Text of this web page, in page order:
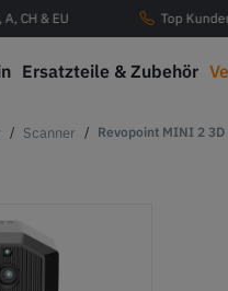
CH & EU Top
Ersatzteile & Zubehör
Scanner Revopoint MINI 2